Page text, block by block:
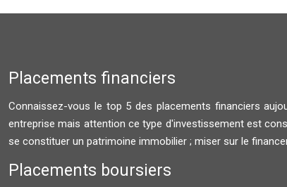
Placements financiers
Connaissez-vous le top 5 des placements financiers
entreprise mais attention ce type d'investissement est
se constituer un patrimoine immobilier ; miser sur le
Placements boursiers